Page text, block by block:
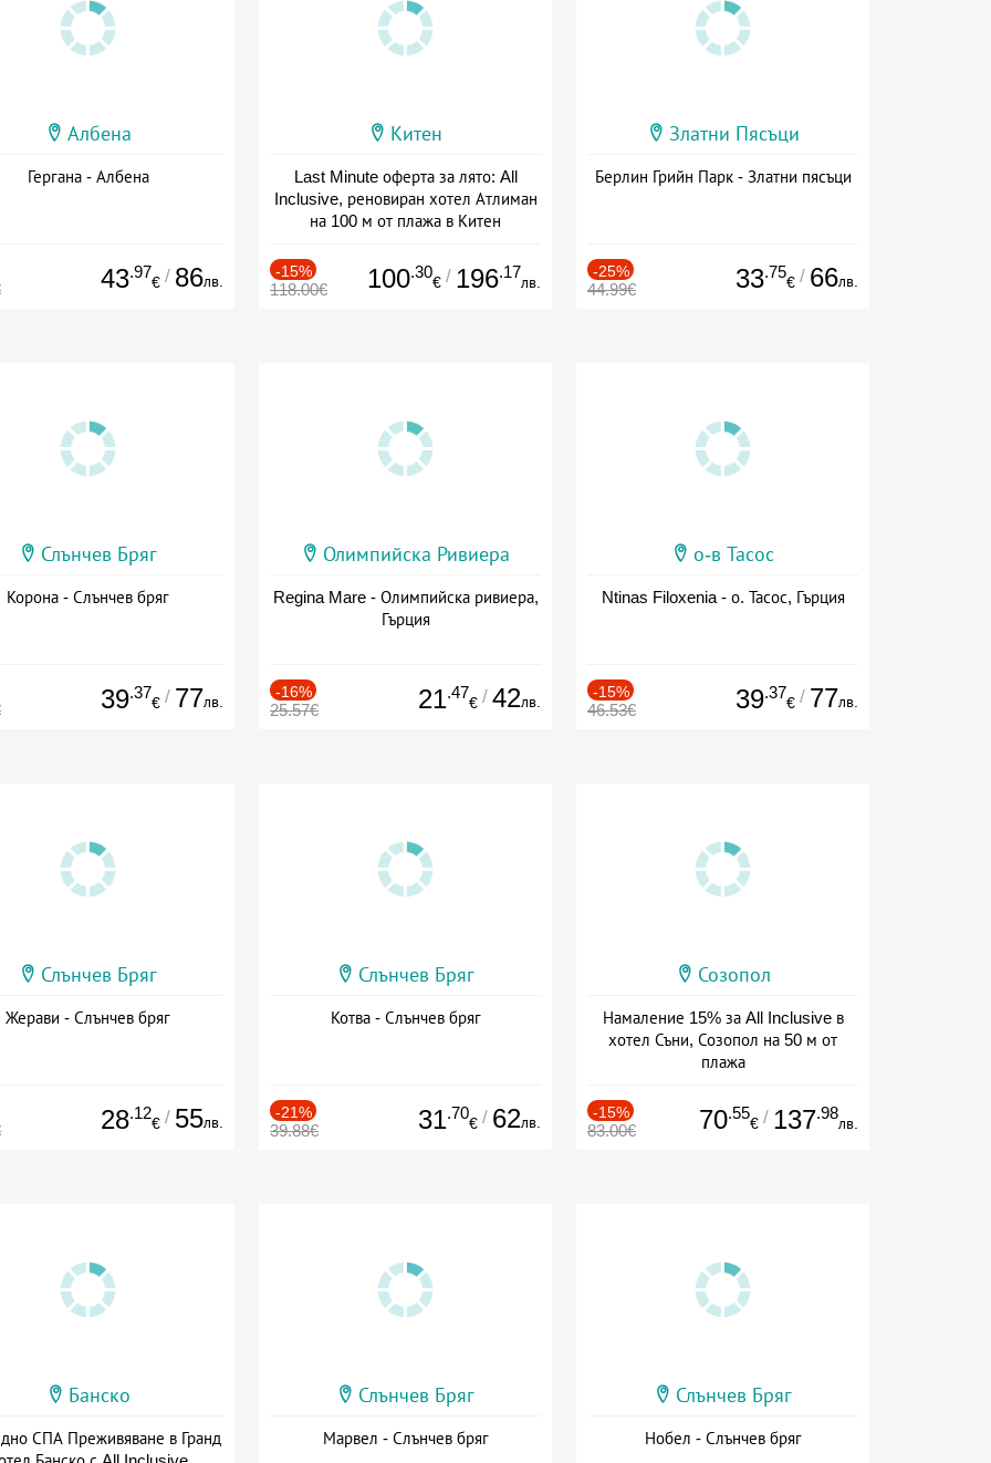
Албена
Гергана - Албена
43.97
€ / 86лв.
Китен
Last Minute оферта за лято: All
Inclusive, реновиран хотел Атлиман
на 100 м от плажа в Китен
-15%
118.00€ 100.30
€ / 196.17
лв.
Златни Пясъци
Берлин Грийн Парк - Златни пясъци
-25%
44.99€ 33.75
€ / 66лв.
Слънчев Бряг
Корона - Слънчев бряг
39.37
€ / 77лв.
Олимпийска Ривиера
Regina Mare - Олимпийска ривиера,
Гърция
-16%
25.57€ 21.47
€ / 42лв.
о-в Тасос
Ntinas Filoxenia - о. Тасос, Гърция
-15%
46.53€ 39.37
€ / 77лв.
Слънчев Бряг
Жерави - Слънчев бряг
28.12
€ / 55лв.
Слънчев Бряг
Котва - Слънчев бряг
-21%
39.88€ 31.70
€ / 62лв.
Созопол
Намаление 15% за All Inclusive в
хотел Съни, Созопол на 50 м от
плажа
-15%
83.00€ 70.55
€ / 137.98
лв.
Банско
СПА Преживяване в Гранд
Слънчев Бряг
Марвел - Слънчев бряг
Слънчев Бряг
Нобел - Слънчев бряг